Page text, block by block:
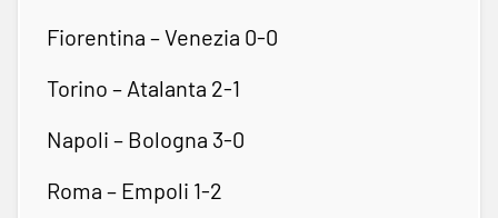
Fiorentina – Venezia 0-0
Torino – Atalanta 2-1
Napoli – Bologna 3-0
Roma – Empoli 1-2